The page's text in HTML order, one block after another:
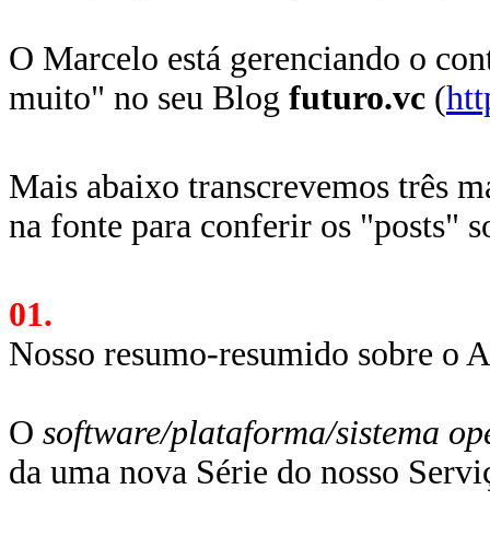
O Marcelo está gerenciando o
muito" no seu Blog futuro.vc (
Mais abaixo transcrevemos três
na fonte para conferir os "posts"
01.
Nosso resumo-resumido sobre
O software/plataforma/sistema
da uma nova Série do nosso